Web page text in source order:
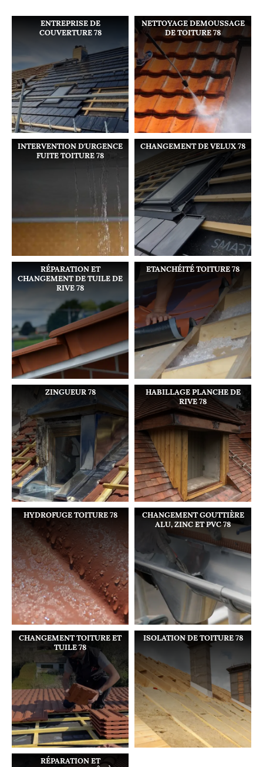
ENTREPRISE DE
COUVERTURE 78
NETTOYAGE DEMOUSSAGE
DE TOITURE 78
INTERVENTION D'URGENCE
FUITE TOITURE 78
CHANGEMENT DE VELUX 78
RÉPARATION ET
CHANGEMENT DE TUILE DE
RIVE 78
ETANCHÉITÉ TOITURE 78
ZINGUEUR 78
HABILLAGE PLANCHE DE
RIVE 78
HYDROFUGE TOITURE 78
CHANGEMENT GOUTTIÈRE
ALU, ZINC ET PVC 78
CHANGEMENT TOITURE ET
TUILE 78
ISOLATION DE TOITURE 78
RÉPARATION ET